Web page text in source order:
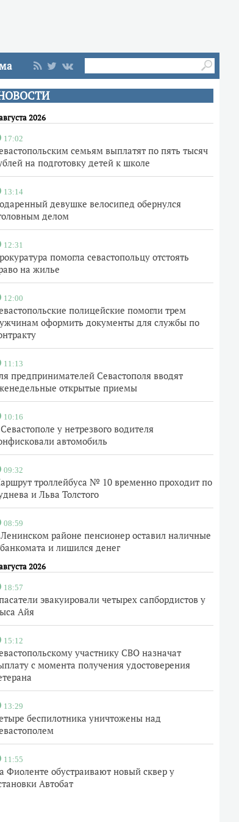
2026
17:02
семьям выплатят по пять тысяч
на подготовку детей к школе
13:14
девушке велосипед обернулся
делом
12:31
помогла севастопольцу отстоять
на жилье
12:00
полицейские помогли трем
оформить документы для службы по
11:13
предпринимателей Севастополя вводят
открытые приемы
10:16
у нетрезвого водителя
автомобиль
09:32
троллейбуса № 10 временно проходит по
и Льва Толстого
08:59
районе пенсионер оставил наличные
и лишился денег
2026
18:57
эвакуировали четырех сапбордистов у
Айя
15:12
участнику СВО назначат
с момента получения удостоверения
13:29
беспилотника уничтожены над
11:55
Фиоленте обустраивают новый сквер у
Автобат